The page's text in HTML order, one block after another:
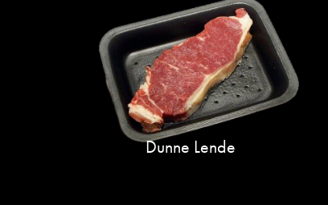
Dunne Lende